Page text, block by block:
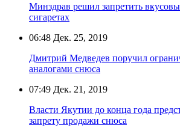
Минздрав решил запретить
сигаретах
06:48 Дек. 25, 2019
Дмитрий Медведев поручил
аналогами снюса
07:49 Дек. 21, 2019
Власти Якутии до конца года
запрету продажи снюса